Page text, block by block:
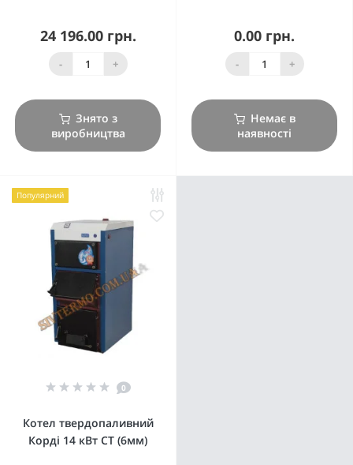
24 196.00 грн.
- +
Знято з
виробництва
0.00 грн.
- +
Немає в
наявності
Популярний
0
Котел твердопаливний
Корді 14 кВт СТ (6мм)